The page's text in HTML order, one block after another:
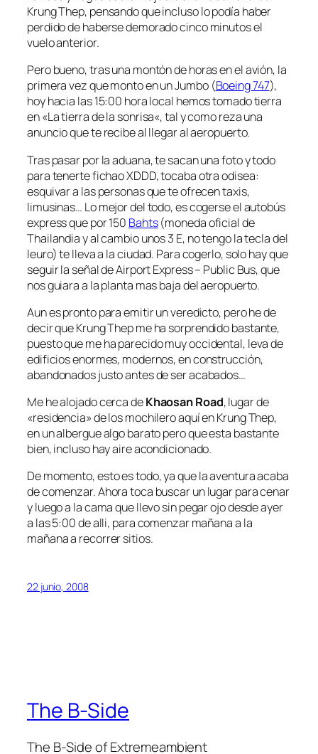
Krung Thep, pensando que incluso lo podía haber
perdido de haberse demorado cinco minutos el
vuelo anterior.
Pero bueno, tras una montón de horas en el avión, la
primera vez que monto en un Jumbo (Boeing 747),
hoy hacia las 15:00 hora local hemos tomado tierra
en «La tierra de la sonrisa«, tal y como reza una
anuncio que te recibe al llegar al aeropuerto.
Tras pasar por la aduana, te sacan una foto y todo
para tenerte fichao XDDD, tocaba otra odisea:
esquivar a las personas que te ofrecen taxis,
limusinas… Lo mejor del todo, es cogerse el autobús
express que por 150 Bahts(moneda oficial de
Thailandia y al cambio unos 3 E, no tengo la tecla del
leuro) te lleva a la ciudad. Para cogerlo, solo hay que
seguir la señal de Airport Express – Public Bus, que
nos guiara a la planta mas baja del aeropuerto.
Aun es pronto para emitir un veredicto, pero he de
decir que Krung Thep me ha sorprendido bastante,
puesto que me ha parecido muy occidental, leva de
edificios enormes, modernos, en construcción,
abandonados justo antes de ser acabados…
Me he alojado cerca deKhaosan Road, lugar de
«residencia» de los mochilero aquí en Krung Thep,
en un albergue algo barato pero que esta bastante
bien, incluso hay aire acondicionado.
De momento, esto es todo, ya que la aventura acaba
de comenzar. Ahora toca buscar un lugar para cenar
y luego a la cama que llevo sin pegar ojo desde ayer
a las 5:00 de alli, para comenzar mañana a la
mañana a recorrer sitios.
22 junio, 2008
The B-Side
The B-Side of Extremeambient